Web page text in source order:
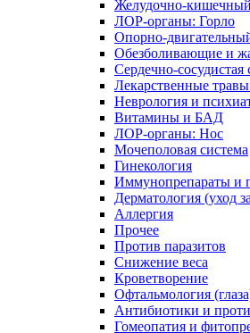
Желудочно-
ЛОР-органы: Горло
Опорно-
Обезболивающие и
Сердечно-сосудистая
Лекарственные
Неврология и
Витамины и БАД
ЛОР-органы: Нос
Мочеполовая система
Гинекология
Иммунопрепараты и
Дерматология (уход
Аллергия
Прочее
Против паразитов
Снижение веса
Кроветворение
Офтальмология
Антибиотики и
Гомеопатия и